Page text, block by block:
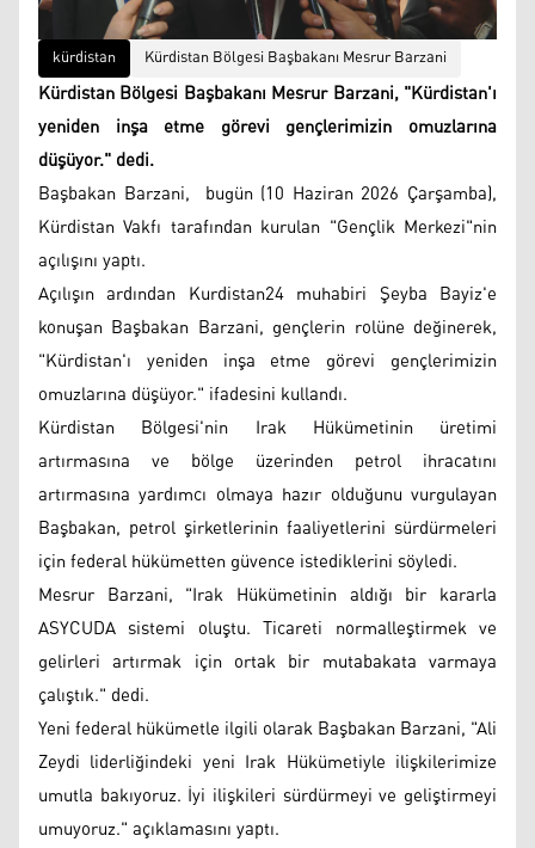
kürdistan Kürdistan Bölgesi Başbakanı Mesrur ​​Barzani
Kürdistan Bölgesi Başbakanı Mesrur Barzani, "Kürdistan'ı
yeniden inşa etme görevi gençlerimizin omuzlarına
düşüyor." dedi.
Başbakan Barzani, bugün (10 Haziran 2026 Çarşamba),
Kürdistan Vakfı tarafından kurulan "Gençlik Merkezi"nin
açılışını yaptı.
Açılışın ardından Kurdistan24 muhabiri Şeyba Bayiz'e
konuşan Başbakan Barzani, gençlerin rolüne değinerek,
"Kürdistan'ı yeniden inşa etme görevi gençlerimizin
omuzlarına düşüyor." ifadesini kullandı.
Kürdistan Bölgesi'nin Irak Hükümetinin üretimi
artırmasına ve bölge üzerinden petrol ihracatını
artırmasına yardımcı olmaya hazır olduğunu vurgulayan
Başbakan, petrol şirketlerinin faaliyetlerini sürdürmeleri
için federal hükümetten güvence istediklerini söyledi.
Mesrur Barzani, "Irak Hükümetinin aldığı bir kararla
ASYCUDA sistemi oluştu. Ticareti normalleştirmek ve
gelirleri artırmak için ortak bir mutabakata varmaya
çalıştık." dedi.
Yeni federal hükümetle ilgili olarak Başbakan Barzani, "Ali
Zeydi liderliğindeki yeni Irak Hükümetiyle ilişkilerimize
umutla bakıyoruz. İyi ilişkileri sürdürmeyi ve geliştirmeyi
umuyoruz." açıklamasını yaptı.